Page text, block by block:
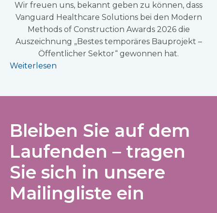
Wir freuen uns, bekannt geben zu können, dass
Vanguard Healthcare Solutions bei den Modern
Methods of Construction Awards 2026 die
Auszeichnung „Bestes temporäres Bauprojekt –
Öffentlicher Sektor“ gewonnen hat.
Weiterlesen
Bleiben Sie auf dem
Laufenden – tragen
Sie sich in unsere
Mailingliste ein